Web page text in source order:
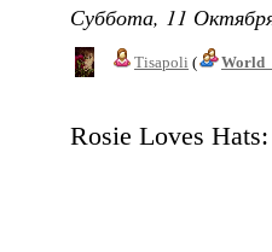
Суббота, 11
Tisapoli (
Rosie Loves